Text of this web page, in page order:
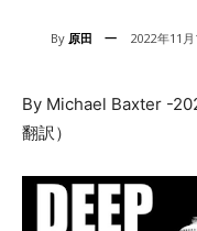
By 原田 一 2022年11月
By Michael Baxter -
翻訳）